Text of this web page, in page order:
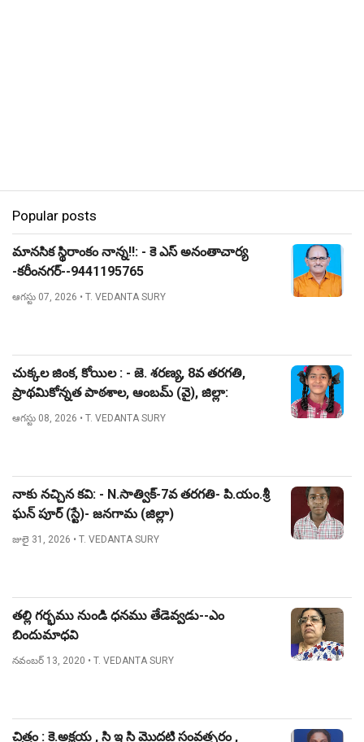
Popular posts
మానసిక స్థిరాంకం నాన్న!!: - కె ఎస్ అనంతాచార్య
-కరీంనగర్--9441195765
ఆగస్టు 07, 2026 • T. VEDANTA SURY
చుక్కల జింక, కోయిల : - జె. శరణ్య, 8వ తరగతి,
ప్రాథమికోన్నత పాఠశాల, ఆంబమ్ (వై), జిల్లా:
నిజామాబాద్.
ఆగస్టు 08, 2026 • T. VEDANTA SURY
నాకు నచ్చిన కవి: - N.సాత్విక్-7వ తరగతి- పి.యం.శ్రీ
ఘన్ పూర్ (స్టే)- జనగామ (జిల్లా)
జులై 31, 2026 • T. VEDANTA SURY
తల్లి గర్భము నుండి ధనము తేడెవ్వడు--ఎం
బిందుమాధవి
నవంబర్ 13, 2020 • T. VEDANTA SURY
చిత్రం : కె.అక్షయ , సి ఇ సి మొదటి సంవత్సరం ,